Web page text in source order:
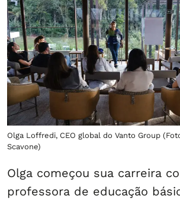
Olga Loffredi, CEO global do Vanto Group
Scavone)
Olga começou sua carreira
professora de educação